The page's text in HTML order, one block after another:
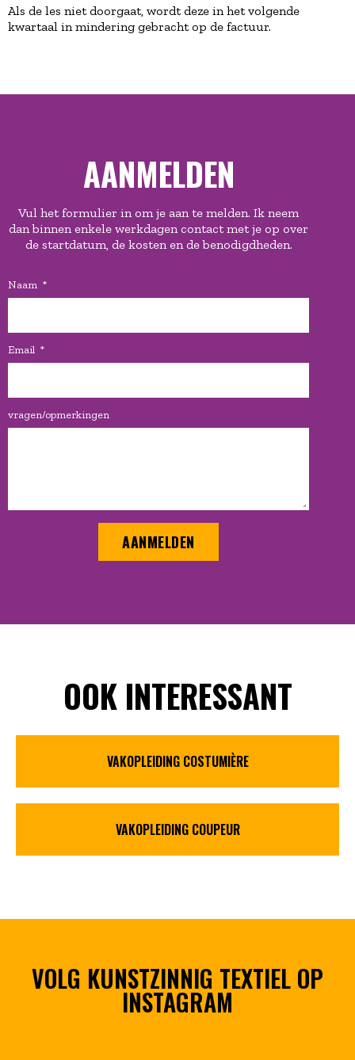
Als de les niet doorgaat, wordt deze in het volgende
kwartaal in mindering gebracht op de factuur.
AANMELDEN
Vul het formulier in om je aan te melden. Ik neem
dan binnen enkele werkdagen contact met je op over
de startdatum, de kosten en de benodigdheden.
Naam
Email
vragen/opmerkingen
AANMELDEN
OOK INTERESSANT
VAKOPLEIDING COSTUMIÈRE
VAKOPLEIDING COUPEUR
VOLG KUNSTZINNIG TEXTIEL OP
INSTAGRAM